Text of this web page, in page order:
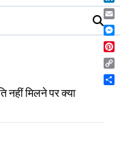
नहीं मिलने पर क्या